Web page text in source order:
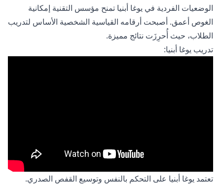
الوضعيات الفردية في يوغا أبنيا تمنح مؤسس التقنية إمكانية
الغوص أعمق. أصبحت أرقامه القياسية الشخصية الأساس لتدريب
الطلاب، حيث أُحرِزَت نتائج مميزة.
تدريب يوغا أبنيا:
تعتمد يوغا أبنيا على التحكم بالنفس وتوسيع القفص الصدري.